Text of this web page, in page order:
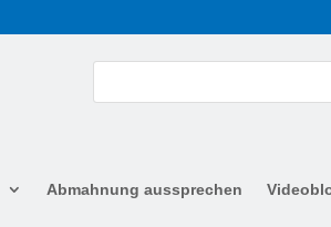
Abmahnung aussprechen